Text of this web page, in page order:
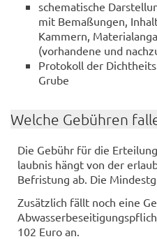
sche­ma­ti­sche
mit Be­ma­ßun­gen,
Kam­mern,
(vor­han­de­ne und
Pro­to­koll der
Grube
Wel­che Ge­büh­ren
Die Ge­bühr für die
laub­nis hängt von der
Be­fris­tung ab. Die
Zu­sätz­lich fällt noch eine
102 Euro an.